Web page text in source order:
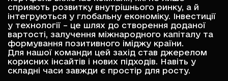
сприяють розвитку внутрішнього ринку, а й
інтегруються у глобальну економіку. Інвестиції
у технології – це шлях до створення доданої
вартості, залучення міжнародного капіталу та
формування позитивного іміджу країни.
Для нашої команди цей захід став джерелом
корисних інсайтів і нових підходів. Навіть у
складні часи завжди є простір для росту.